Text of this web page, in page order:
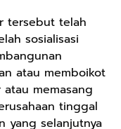
tersebut telah
sosialisasi
atau memboikot
memasang
tinggal
yang selanjutnya